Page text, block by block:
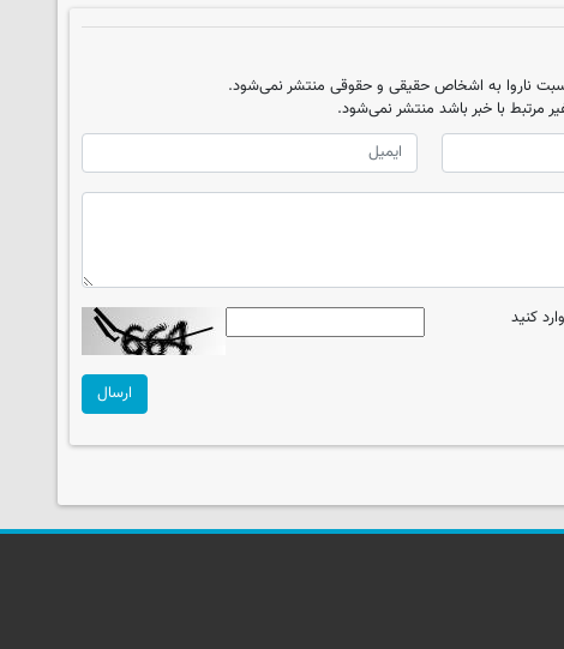
ناروا به اشخاص حقیقی و حقوقی منتشر نمی‌شود.
مرتبط با خبر باشد منتشر نمی‌شود.
کنید
ارسال